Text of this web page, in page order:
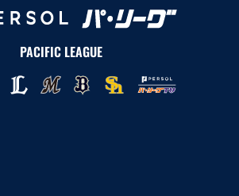
PACIFIC LEAGUE